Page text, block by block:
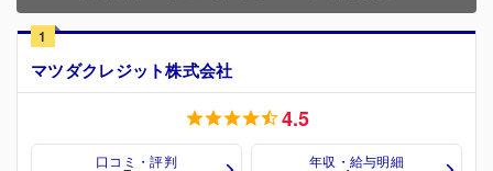
1
マツダクレジット株式会社
4.5
口コミ・評判 年収・給与明細